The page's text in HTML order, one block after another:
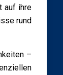
auf ihre
rund
–